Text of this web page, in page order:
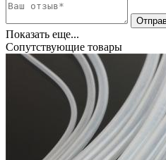
Показать еще...
Сопутствующие товары